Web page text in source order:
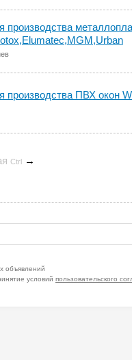
производства
производства ПВХ окон
Ctrl →
объявлений
условий пользовательского